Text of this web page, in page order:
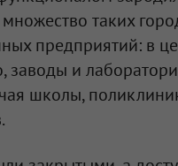
таких
предприятий: в
заводы и
школы,